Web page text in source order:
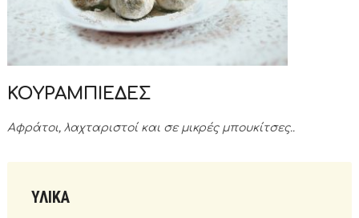
ΚΟΥΡΑΜΠΙΕΔΕΣ
Αφράτοι, λαχταριστοί και σε μικρές μπουκίτσες..
ΥΛΙΚΑ